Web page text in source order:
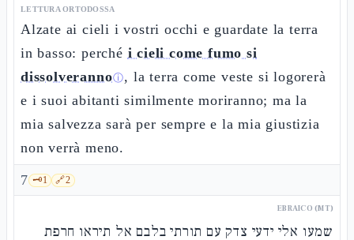
LETTURA ORTODOSSA
Alzate ai cieli i vostri occhi e guardate la terra
in basso: perché i cieli come fumo si
dissolverannoⓘ, la terra come veste si logorerà
e i suoi abitanti similmente moriranno; ma la
mia salvezza sarà per sempre e la mia giustizia
non verrà meno.
7 🗝️1 🔗2
EBRAICO (MT)
שמעו אלי ידעי צדק עם תורתי בלבם אל תיראו חרפת